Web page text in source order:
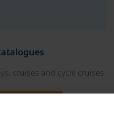
cruises and cycle cruises